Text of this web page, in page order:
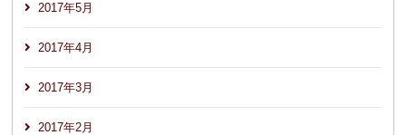
2017年5月
2017年4月
2017年3月
2017年2月